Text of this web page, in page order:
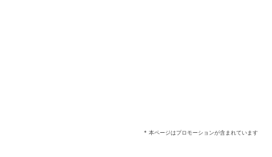
* 本ページはプロモーションが含まれています